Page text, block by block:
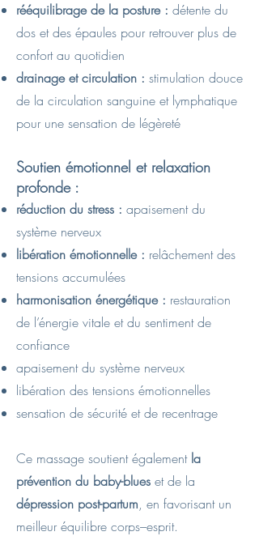
rééquilibrage de la posture : détente du
dos et des épaules pour retrouver plus de
confort au quotidien
drainage et circulation : stimulation douce
de la circulation sanguine et lymphatique
pour une sensation de légèreté
Soutien émotionnel et relaxation
profonde :
réduction du stress : apaisement du
système nerveux
libération émotionnelle : relâchement des
tensions accumulées
harmonisation énergétique : restauration
de l’énergie vitale et du sentiment de
confiance
apaisement du système nerveux
libération des tensions émotionnelles
sensation de sécurité et de recentrage
Ce massage soutient également la
prévention du baby-blues et de la
dépression post-partum, en favorisant un
meilleur équilibre corps–esprit.